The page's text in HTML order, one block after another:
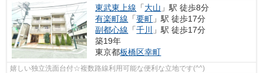
東武東上線 「大山 」駅 徒歩8分
有楽町線 「要町 」駅 徒歩17分
副都心線 「千川
」駅 徒歩17分
築19年
東京都板橋区幸町
嬉しい独立洗面台付☆複数路線利用可能な便利な立地です(^^)